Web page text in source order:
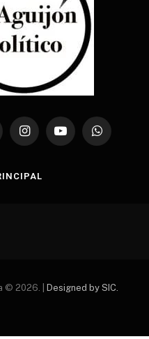
InstagramYouTubeWhatsApp
© 2026. | Designed by SIC.